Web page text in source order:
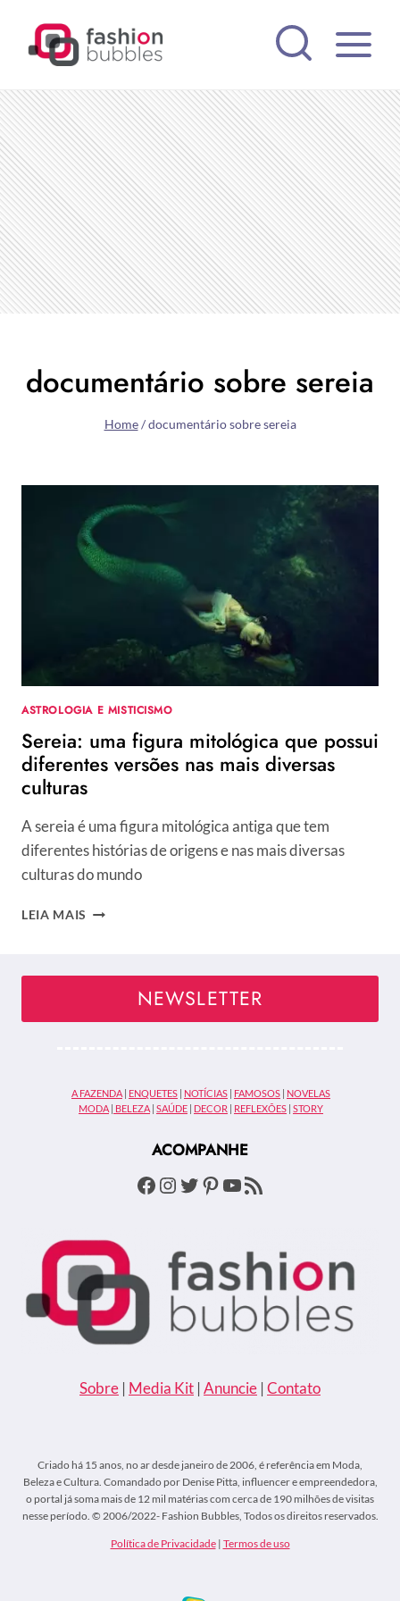
documentário sobre sereia
Home / documentário sobre sereia
ASTROLOGIA E MISTICISMO
Sereia: uma figura mitológica que possui
diferentes versões nas mais diversas
culturas
A sereia é uma figura mitológica antiga que tem
diferentes histórias de origens e nas mais diversas
culturas do mundo
LEIA MAIS SEREIA:
DIFERENTES
DIVERSAS
CULTURAS
NEWSLETTER
A FAZENDA | ENQUETES | NOTÍCIAS | FAMOSOS | NOVELAS
MODA | BELEZA | SAÚDE | DECOR | REFLEXÕES | STORY
ACOMPANHE
Facebook
Instagram
Twitter
Pinterest
Youtube
Feed RSS
Sobre | Media Kit | Anuncie | Contato
Criado há 15 anos, no ar desde janeiro de 2006, é referência em Moda,
Beleza e Cultura. Comandado por Denise Pitta, influencer e empreendedora,
o portal já soma mais de 12 mil matérias com cerca de 190 milhões de visitas
nesse período. © 2006/2022- Fashion Bubbles, Todos os direitos reservados.
Política de Privacidade| Termos de uso